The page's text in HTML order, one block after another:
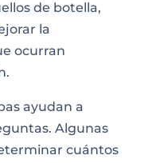
de botella,
la
ocurran
ayudan a
Algunas
cuántos